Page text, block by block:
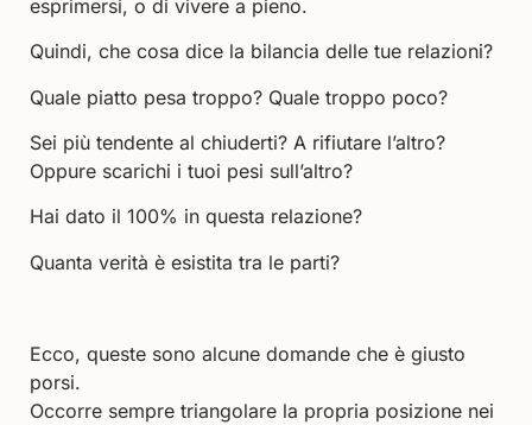
esprimersi, o di vivere a pieno.
Quindi, che cosa dice la bilancia delle tue relazioni?
Quale piatto pesa troppo? Quale troppo poco?
Sei più tendente al chiuderti? A rifiutare l’altro?
Oppure scarichi i tuoi pesi sull’altro?
Hai dato il 100% in questa relazione?
Quanta verità è esistita tra le parti?
Ecco, queste sono alcune domande che è giusto
porsi.
Occorre sempre triangolare la propria posizione nei